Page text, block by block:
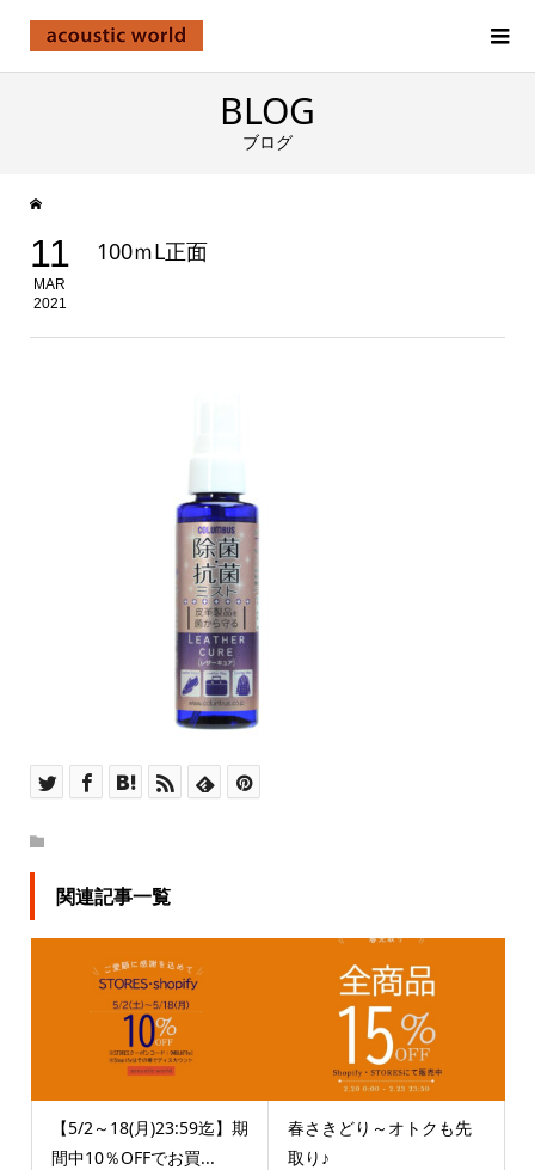
BLOG
ブログ
11
MAR
2021
100ｍL正面
関連記事一覧
【5/2～18(月)23:59迄】期
間中10％OFFでお買...
春さきどり～オトクも先
取り♪